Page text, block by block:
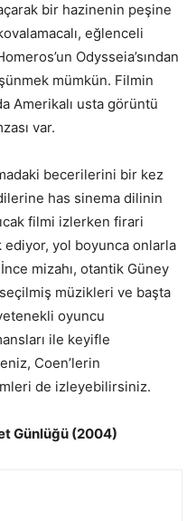
bir hazinenin peşine
eğlenceli
Odysseia’sından
mümkün. Filmin
Amerikalı usta görüntü
var.
becerilerini bir kez
has sinema dilinin
filmi izlerken firari
ediyor, yol boyunca onlarla
mizahı, otantik Güney
müzikleri ve başta
oyuncu
ile keyifle
Coen’lerin
de izleyebilirsiniz.
Günlüğü (2004)